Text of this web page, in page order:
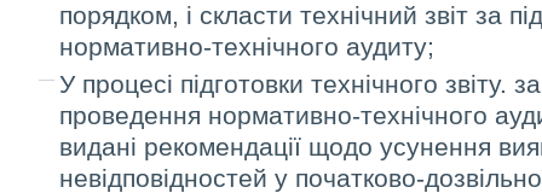
порядком, і скласти технічний звіт за
нормативно-технічного аудиту;
У процесі підготовки технічного звіту.
проведення нормативно-технічного
видані рекомендації щодо усунення
невідповідностей у початково-